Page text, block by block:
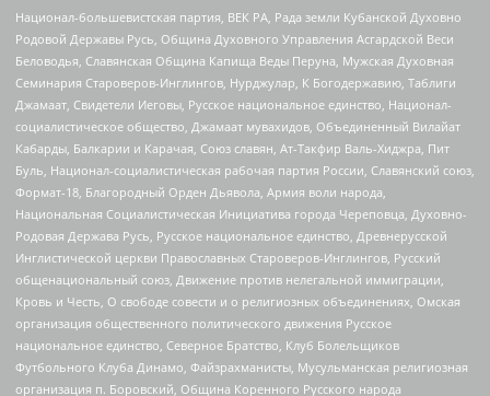
Национал-большевистская партия, ВЕК РА, Рада земли Кубанской Духовно
Родовой Державы Русь, Община Духовного Управления Асгардской Веси
Беловодья, Славянская Община Капища Веды Перуна, Мужская Духовная
Семинария Староверов-Инглингов, Нурджулар, К Богодержавию, Таблиги
Джамаат, Свидетели Иеговы, Русское национальное единство, Национал-
социалистическое общество, Джамаат мувахидов, Объединенный Вилайат
Кабарды, Балкарии и Карачая, Союз славян, Ат-Такфир Валь-Хиджра, Пит
Буль, Национал-социалистическая рабочая партия России, Славянский союз,
Формат-18, Благородный Орден Дьявола, Армия воли народа,
Национальная Социалистическая Инициатива города Череповца, Духовно-
Родовая Держава Русь, Русское национальное единство, Древнерусской
Инглистической церкви Православных Староверов-Инглингов, Русский
общенациональный союз, Движение против нелегальной иммиграции,
Кровь и Честь, О свободе совести и о религиозных объединениях, Омская
организация общественного политического движения Русское
национальное единство, Северное Братство, Клуб Болельщиков
Футбольного Клуба Динамо, Файзрахманисты, Мусульманская религиозная
организация п. Боровский, Община Коренного Русского народа